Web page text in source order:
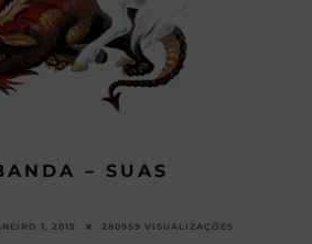
– SUAS
1, 2015 280959 VISUALIZAÇÕES